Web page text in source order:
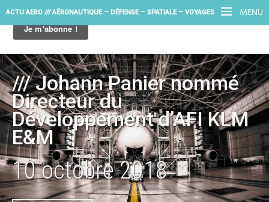
MENU
ACTU AERO /// AÉRONAUTIQUE – DÉFENSE – SPATIALE – VOYAGES
/// Johann Panier nommé
Directeur du
Développement d’AFI KLM
E&M
10 octobre 2018